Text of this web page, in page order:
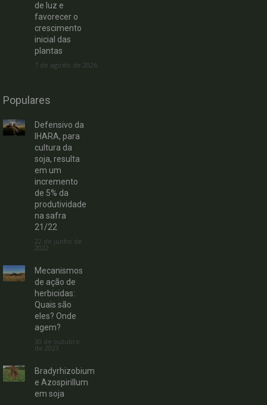
de luz e
favorecer o
crescimento
inicial das
plantas
7 de agosto de 2026
Populares
Defensivo da
IHARA, para
cultura da
soja, resulta
em um
incremento
de 5% da
produtividade
na safra
21/22
22 de junho de
2022
Mecanismos
de ação de
herbicidas:
Quais são
eles? Onde
agem?
30 de outubro
de 2023
Bradyrhizobium
e Azospirillum
em soja